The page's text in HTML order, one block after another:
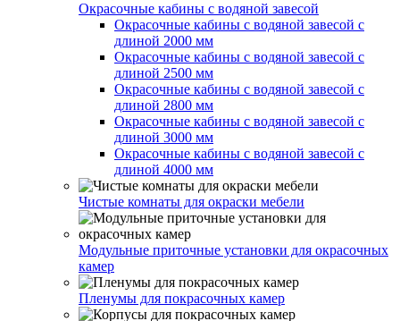
Окрасочные кабины с водяной завесой
Окрасочные кабины с водяной завесой с
длиной 2000 мм
Окрасочные кабины с водяной завесой с
длиной 2500 мм
Окрасочные кабины с водяной завесой с
длиной 2800 мм
Окрасочные кабины с водяной завесой с
длиной 3000 мм
Окрасочные кабины с водяной завесой с
длиной 4000 мм
Чистые комнаты для окраски мебели
Модульные приточные установки для окрасочных
камер
Пленумы для покрасочных камер